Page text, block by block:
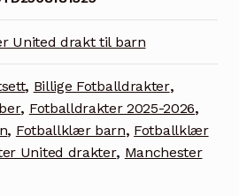
United drakt til barn
, Billige Fotballdrakter,
, Fotballdrakter 2025-2026,
, Fotballklær barn, Fotballklær
United drakter, Manchester